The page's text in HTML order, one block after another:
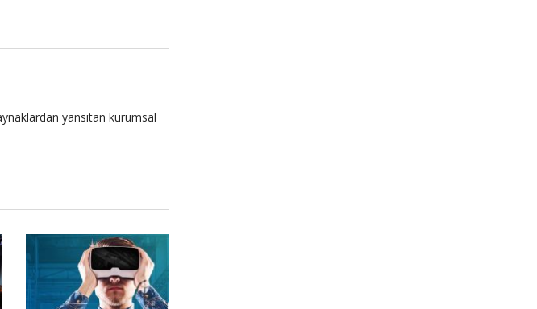
yansıtan kurumsal